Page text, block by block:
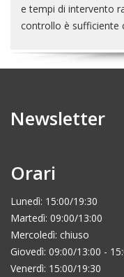
e tempi di intervento
controllo è sufficiente
Newsletter
Orari
Lunedì: 15:00/19:30
Martedì: 09:00/13:00
Mercoledì: chiuso
Giovedì: 09:00/13:00 -
Venerdì: 15:00/19:30